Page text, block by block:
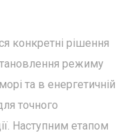
конкретні рішення
режиму
та в енергетичній
точного
Наступним етапом